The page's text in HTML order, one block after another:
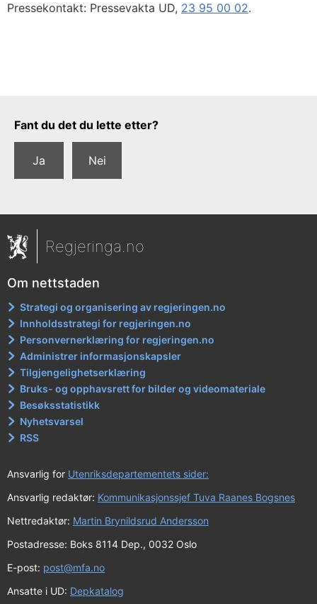
Pressekontakt: Pressevakta UD, 23 95 00 02.
Tilbakemeldingsskjema
Fant du det du lette etter?
Ja Nei
Regjeringa.no
Om nettstaden
Strategi og organisering av regjeringen.no
Innholdsstrategi for regjeringen.no
Personvernerklæring for regjeringen.no
Administrer informasjonskapsler
Tilgjengelighetserklæring
Bruks- og opphavsrett for bilder og videomateriale
Besøksstatistikk
Nyhetsvarsel
RSS
Ansvarlig for Utenriksdepartementets sider:
Ansvarlig redaktør: Kommunikasjonssjef Tuva Raanes Bogsnes
Nettredaktør: Martin Brynildsrud Andersson
Postadresse: Boks 8114 Dep., 0032 Oslo
E-post: post@mfa.no
Ansatte i UD: Depkatalog